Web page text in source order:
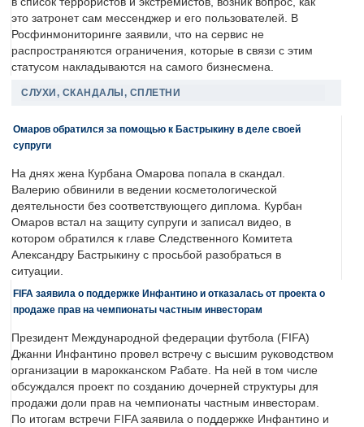
это затронет сам мессенджер и его пользователей. В
Росфинмониторинге заявили, что на сервис не
распространяются ограничения, которые в связи с этим
статусом накладываются на самого бизнесмена.
СЛУХИ, СКАНДАЛЫ, СПЛЕТНИ
Омаров обратился за помощью к Бастрыкину в деле своей
супруги
На днях жена Курбана Омарова попала в скандал.
Валерию обвинили в ведении косметологической
деятельности без соответствующего диплома. Курбан
Омаров встал на защиту супруги и записал видео, в
котором обратился к главе Следственного Комитета
Александру Бастрыкину с просьбой разобраться в
ситуации.
FIFA заявила о поддержке Инфантино и отказалась от проекта о
продаже прав на чемпионаты частным инвесторам
Президент Международной федерации футбола (FIFA)
Джанни Инфантино провел встречу с высшим руководством
организации в марокканском Рабате. На ней в том числе
обсуждался проект по созданию дочерней структуры для
продажи доли прав на чемпионаты частным инвесторам.
По итогам встречи FIFA заявила о поддержке Инфантино и